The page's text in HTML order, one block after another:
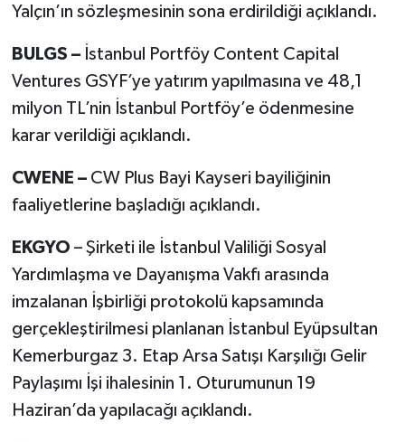
Yalçın’ın sözleşmesinin sona erdirildiği açıklandı.
BULGS – İstanbul Portföy Content Capital
Ventures GSYF’ye yatırım yapılmasına ve 48,1
milyon TL’nin İstanbul Portföy’e ödenmesine
karar verildiği açıklandı.
CWENE – CW Plus Bayi Kayseri bayiliğinin
faaliyetlerine başladığı açıklandı.
EKGYO – Şirketi ile İstanbul Valiliği Sosyal
Yardımlaşma ve Dayanışma Vakfı arasında
imzalanan İşbirliği protokolü kapsamında
gerçekleştirilmesi planlanan İstanbul Eyüpsultan
Kemerburgaz 3. Etap Arsa Satışı Karşılığı Gelir
Paylaşımı İşi ihalesinin 1. Oturumunun 19
Haziran’da yapılacağı açıklandı.